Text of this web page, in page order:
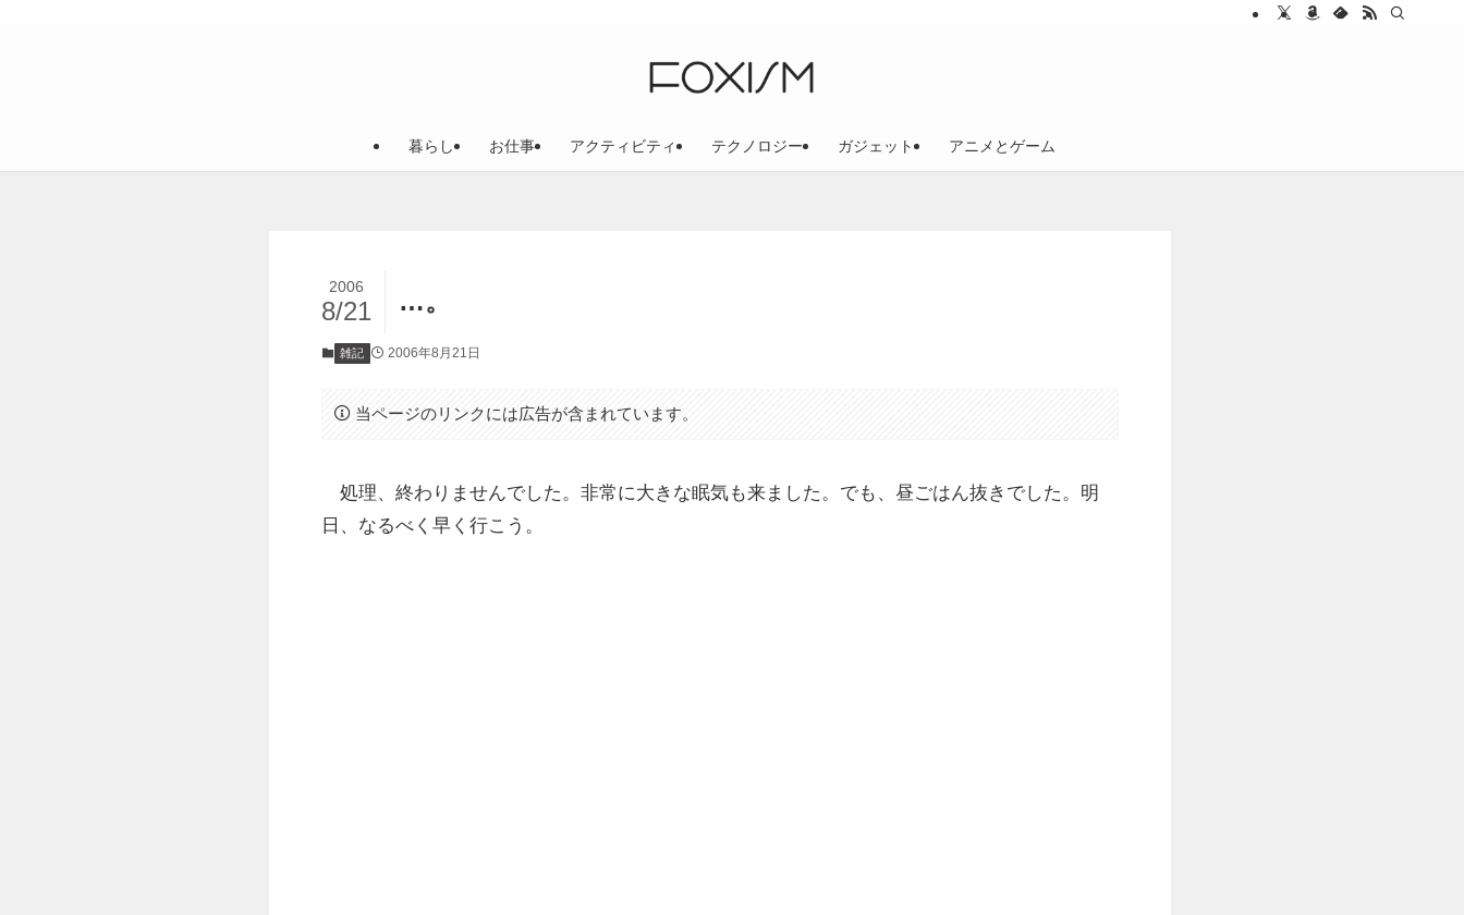
暮らし お仕事 アクティビティ テクノロジー ガジェット アニメとゲーム
…。
2006
8/21
雑記 2006年8月21日
当ページのリンクには広告が含まれています。
処理、終わりませんでした。非常に大きな眠気も来ました。でも、昼ごはん抜きでした。明
日、なるべく早く行こう。